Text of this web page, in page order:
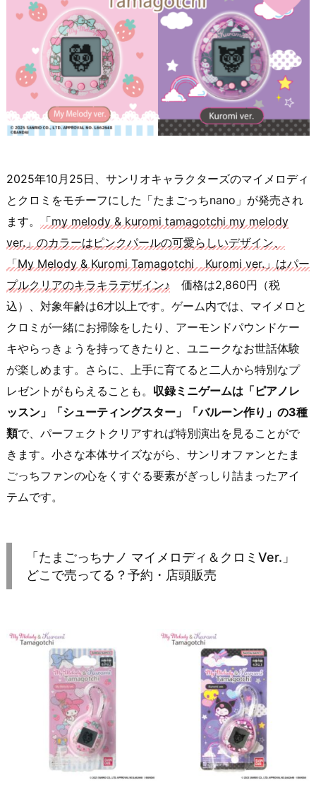
2025年10月25日、サンリオキャラクターズのマイメロディ
とクロミをモチーフにした「たまごっちnano」が発売され
ます。 「my melody & kuromi tamagotchi my melody
ver.」のカラーはピンクパールの可愛らしいデザイン、
「My Melody & Kuromi Tamagotchi Kuromi ver.」はパー
プルクリアのキラキラデザイン♪ 価格は2,860円（税
込）、対象年齢は6才以上です。ゲーム内では、マイメロと
クロミが一緒にお掃除をしたり、アーモンドパウンドケー
キやらっきょうを持ってきたりと、ユニークなお世話体験
が楽しめます。さらに、上手に育てると二人から特別なプ
レゼントがもらえることも。 収録ミニゲームは「ピアノレ
ッスン」「シューティングスター」「バルーン作り」の3種
類で、パーフェクトクリアすれば特別演出を見ることがで
きます。小さな本体サイズながら、サンリオファンとたま
ごっちファンの心をくすぐる要素がぎっしり詰まったアイ
テムです。
「たまごっちナノ マイメロディ＆クロミVer.」
どこで売ってる？予約・店頭販売